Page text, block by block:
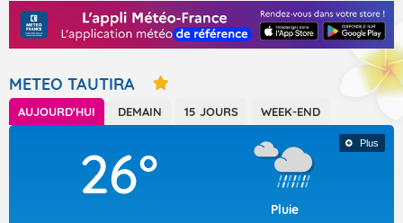
TOUS LES RÉSULTATS
METEO TAUTIRA
AUJOURD'HUI DEMAIN 15 JOURS WEEK-END
Plus
26°
Pluie